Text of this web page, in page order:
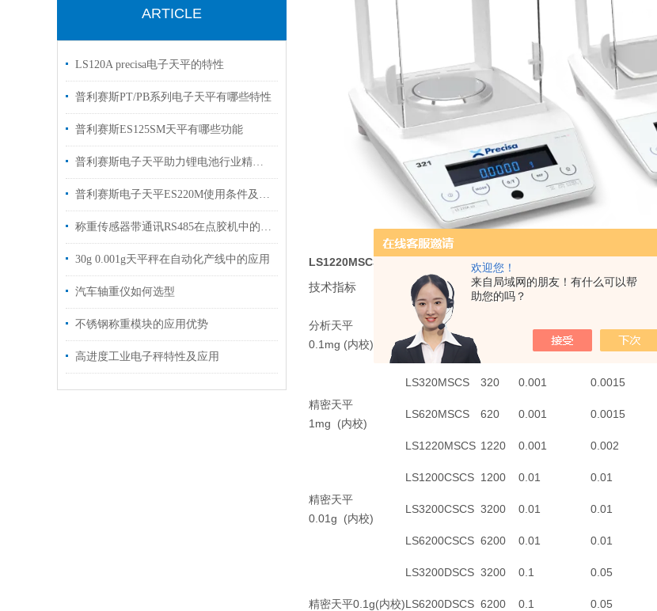
欢迎您！
来自局域网的朋友！有什么可以帮
助您的吗？
ARTICLE
LS120A precisa电子天平的特性
普利赛斯PT/PB系列电子天平有哪些特性
普利赛斯ES125SM天平有哪些功能
普利赛斯电子天平助力锂电池行业精准称重
普利赛斯电子天平ES220M使用条件及校准
称重传感器带通讯RS485在点胶机中的应用案例
30g 0.001g天平秤在自动化产线中的应用
汽车轴重仪如何选型
不锈钢称重模块的应用优势
高进度工业电子秤特性及应用
LS1220MSCS 普利赛斯天平 1220g 0.001g
技术指标 型号 秤量(g)读数精度(mg) 线性误差(mg)
分析天平
0.1mg (内校)
LS120ASCS
LS220ASCS 0.0001 0.0002
精密天平
1mg (内校)
LS320MSCS 320 0.001 0.0015
LS620MSCS 620 0.001 0.0015
LS1220MSCS 1220 0.001 0.002
精密天平
0.01g (内校)
LS1200CSCS 1200 0.01 0.01
LS3200CSCS 3200 0.01 0.01
LS6200CSCS 6200 0.01 0.01
精密天平0.1g(内校)
LS3200DSCS 3200 0.1 0.05
LS6200DSCS 6200 0.1 0.05